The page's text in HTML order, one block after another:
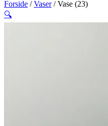
Forside /Vaser/ Vase (23)
🔍